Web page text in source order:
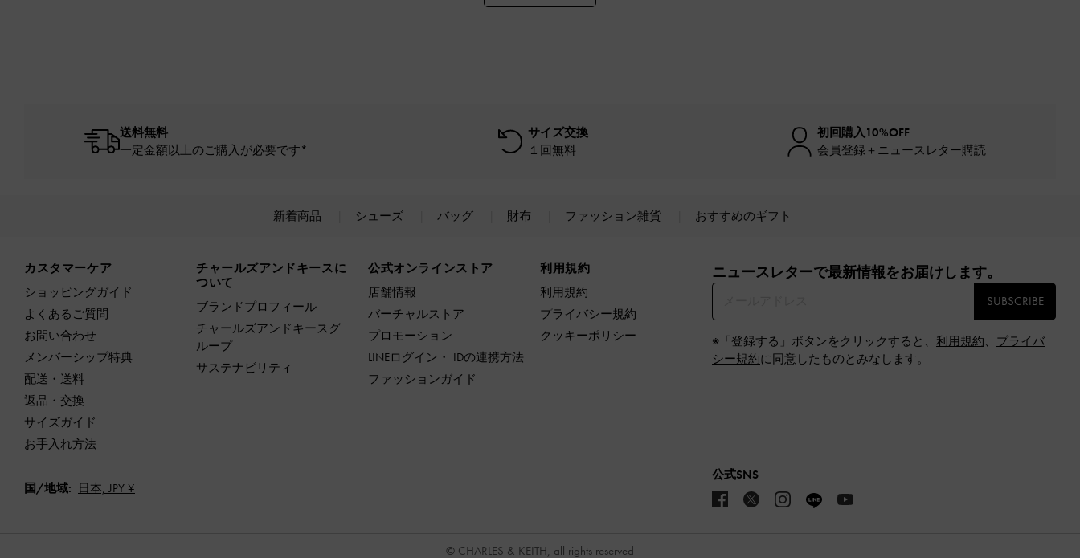
送料無料
一定金額以上のご購入が必要です*
サイズ交換
１回無料
初回購入10%OFF
会員登録＋ニュースレター購読
新着商品 シューズ バッグ 財布 ファッション雑貨 おすすめのギフト
カスタマーケア
ショッピングガイド
よくあるご質問
お問い合わせ
メンバーシップ特典
配送・送料
返品・交換
サイズガイド
お手入れ方法
チャールズアンドキースに
ついて
ブランドプロフィール
チャールズアンドキースグ
ループ
サステナビリティ
公式オンラインストア
店舗情報
バーチャルストア
プロモーション
LINEログイン・ IDの連携方法
ファッションガイド
利用規約
利用規約
プライバシー規約
クッキーポリシー
ニュースレターで最新情報をお届けします。​
SUBSCRIBE
※「登録する」ボタンをクリックすると、 利用規約、 プライバ
シー規約に同意したものとみなします。
国/地域: 日本, JPY ¥
公式SNS
© CHARLES & KEITH, all rights reserved